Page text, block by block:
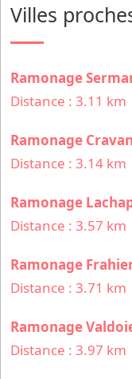
Villes
Ramonage
Distance : 3.11 km
Ramonage
Distance : 3.14 km
Ramonage
Distance : 3.57 km
Ramonage
Distance : 3.71 km
Ramonage
Distance : 3.97 km